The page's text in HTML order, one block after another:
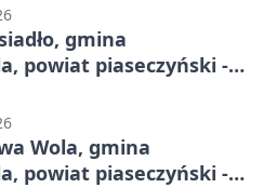
gmina
powiat piaseczyński -
Wola, gmina
powiat piaseczyński -